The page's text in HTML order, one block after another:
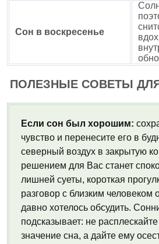
Сон в воскресенье
ПОЛЕЗНЫЕ СОВЕТЫ
Если сон был хорошим:
чувство и перенесите его в
северный воздух в закрытую
решением для Вас станет
лишней суеты, короткая
разговор с близким человеком
давно хотелось обсудить.
подсказывает: не
значение сна, а дайте ему